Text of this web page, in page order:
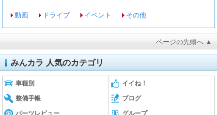
動画 ドライブ イベント その他
ページの先頭へ ▲
みんカラ 人気のカテゴリ
車種別 イイね！
整備手帳 ブログ
パーツレビュー グループ